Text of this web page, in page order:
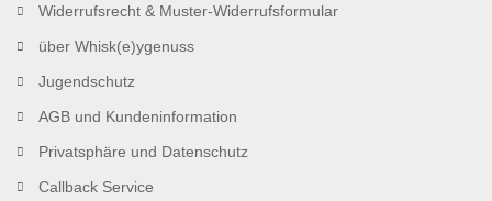
Widerrufsrecht & Muster-Widerrufsformular
über Whisk(e)ygenuss
Jugendschutz
AGB und Kundeninformation
Privatsphäre und Datenschutz
Callback Service